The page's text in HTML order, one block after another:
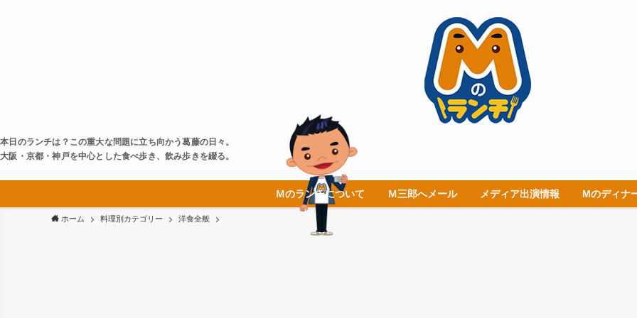
本日のランチは？この重大な問題に立ち向かう葛藤の日々。
大阪・京都・神戸を中心とした食べ歩き、飲み歩きを綴る。
Ｍのランチについて Ｍ三郎へメール メディア出演情報 Mのディナ
ホーム 料理別カテゴリー 洋食全般